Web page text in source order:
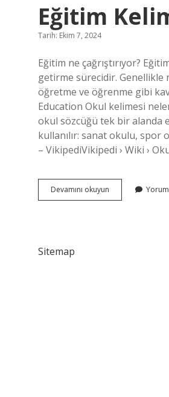
Eğitim
Tarih: Ekim 7, 2024
Eğitim ne çağrıştırıyor?
getirme sürecidir. Genellikle
öğretme ve öğrenme gibi
Education Okul kelimesi
okul sözcüğü tek bir alanda
kullanılır: sanat okulu,
– VikipediVikipedi › Wiki ›
Devamını okuyun
Kelimesi
Sitemap